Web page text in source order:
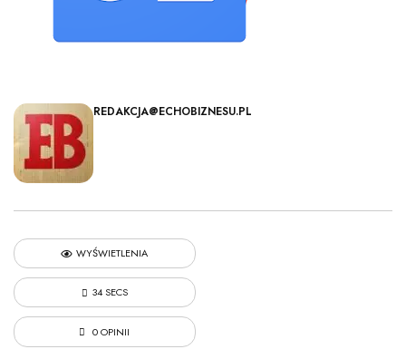
REDAKCJA@ECHOBIZNESU.PL
WYŚWIETLENIA
34 SECS
0 OPINII